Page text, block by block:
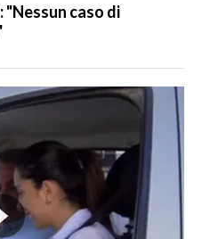
"Nessun caso di